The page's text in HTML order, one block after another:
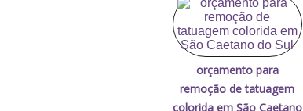
orçamento para
remoção de tatuagem
colorida em São Caetano